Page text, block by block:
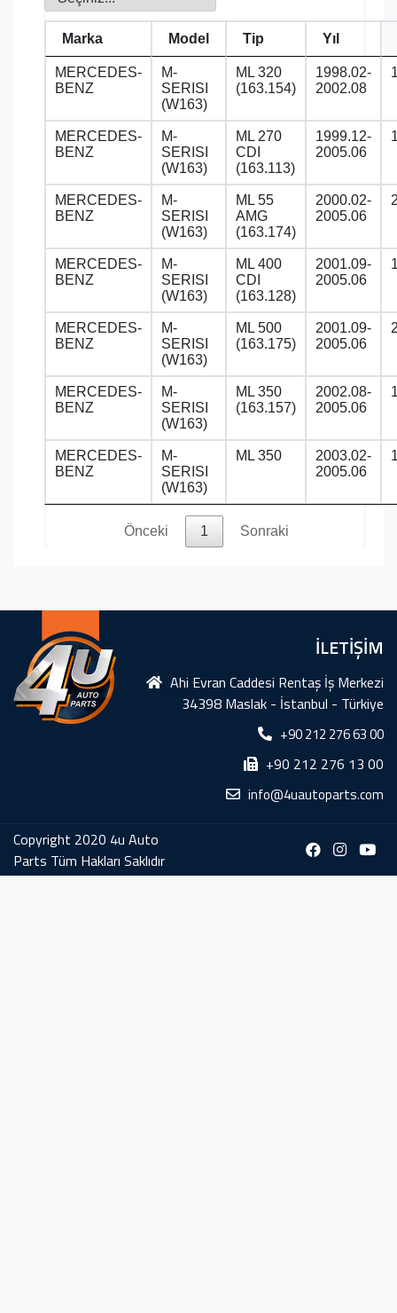
Marka Model Tip Yıl
MERCEDES-
BENZ
M-
SERISI
(W163)
ML 320
(163.154)
1998.02-
2002.08
MERCEDES-
BENZ
M-
SERISI
(W163)
ML 270
CDI
(163.113)
1999.12-
2005.06
MERCEDES-
BENZ
M-
SERISI
(W163)
ML 55
AMG
(163.174)
2000.02-
2005.06
MERCEDES-
BENZ
M-
SERISI
(W163)
ML 400
CDI
(163.128)
2001.09-
2005.06
MERCEDES-
BENZ
M-
SERISI
(W163)
ML 500
(163.175)
2001.09-
2005.06
MERCEDES-
BENZ
M-
SERISI
(W163)
ML 350
(163.157)
2002.08-
2005.06
MERCEDES-
BENZ
M-
SERISI
(W163)
ML 350
2003.02-
2005.06
Önceki 1 Sonraki
İLETİŞİM
Ahi Evran Caddesi Rentaş İş Merkezi
34398 Maslak - İstanbul - Türkiye
+90 212 276 63 00
+90 212 276 13 00
info@4uautoparts.com
Copyright 2020 4u Auto
Parts Tüm Hakları Saklıdır